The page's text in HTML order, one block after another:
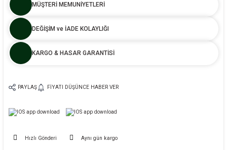
MÜŞTERİ MEMUNİYETLERİ
DEĞİŞİM ve İADE KOLAYLIĞI
KARGO & HASAR GARANTİSİ
PAYLAŞ FIYATI DÜŞÜNCE HABER VER
Hızlı Gönderi Aynı gün kargo